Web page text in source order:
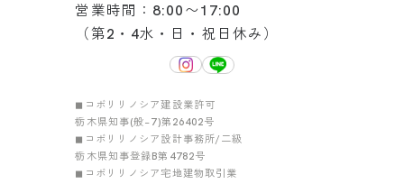
営業時間：8:00〜17:00
（第2・4水・日・祝日休み）
◼︎コボリリノシア建設業許可
栃木県知事(般−7)第26402号
◼︎コボリリノシア設計事務所/二級
栃木県知事登録B第4782号
◼︎コボリリノシア宅地建物取引業